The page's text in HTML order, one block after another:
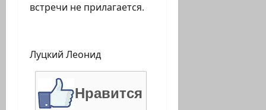
встречи не прилагается.
Луцкий Леонид
Нравится